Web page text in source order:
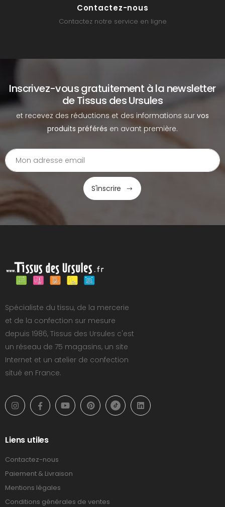
Contactez-nous
Contactez notre service en ligne
Inscrivez-vous gratuitement à la newsletter
de Tissus des Ursules
et recevez des réductions et des informations sur vos
produits préférés en avant première.
S'inscrire
Spécialiste du tissu, de la mercerie
et de la confection sur mesure
depuis 1986, Tissus des Ursules c'est
un réseau de 75 magasins, un site
Internet et un atelier de confection
situé en France.
Liens utiles
Contactez-nous
Paiement & Livraison
Mentions légales
Conditions générales de ventes